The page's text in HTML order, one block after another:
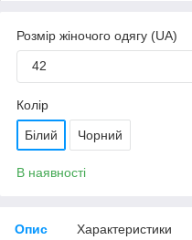
Розмір жіночого одягу (UA)
42
Колір
Білий Чорний
В наявності
Опис Характеристики